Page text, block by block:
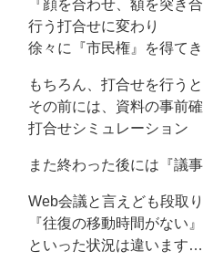
『顔を合わせ、額を突き合
行う打合せに変わり
徐々に『市民権』を得てき
もちろん、打合せを行う
その前には、資料の事前
打合せシミュレーション
また終わった後には『議
Web会議と言えども段取
『往復の移動時間がない』
といった状況は違います…